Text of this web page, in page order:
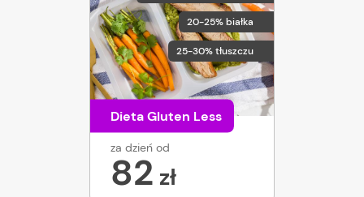
20-25% białka
25-30% tłuszczu
Dieta Gluten Less
za dzień od
82 zł